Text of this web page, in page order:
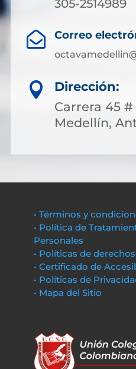
305-2514989
 Correo

Dirección:
Carrera 45 #
Medellín,
• Términos y
• Política de
Personales
• Políticas de
• Certificado de
• Políticas de
• Mapa del Sitio